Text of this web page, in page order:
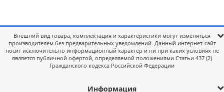
Внешний вид товара, комплектация и характеристики могут изменяться
производителем без предварительных уведомлений. Данный интернет-сайт
носит исключительно информационный характер и ни при каких условиях не
является публичной офертой, определяемой положениями Статьи 437 (2)
Гражданского кодекса Российской Федерации
Информация